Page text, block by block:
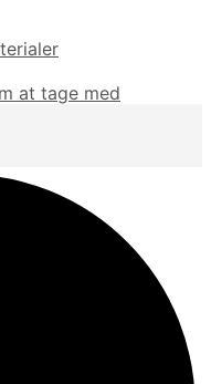
at tage med